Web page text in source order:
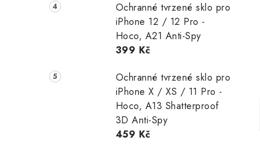
Ochranné tvrzené sklo pro
iPhone 12 / 12 Pro -
Hoco, A21 Anti-Spy
399 Kč
Ochranné tvrzené sklo pro
iPhone X / XS / 11 Pro -
Hoco, A13 Shatterproof
3D Anti-Spy
459 Kč